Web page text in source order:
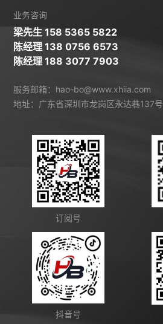
业务咨询
梁先生 158 5365 5822
陈经理 138 0756 6573
陈经理 188 3077 7903
服务邮箱：hao-bo@www.xhiia.com
地址：广东省深圳市龙岗区永达巷137号
订阅号
抖音号